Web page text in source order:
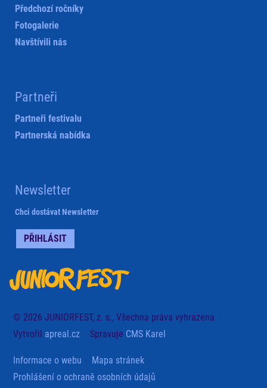
Předchozí ročníky
Fotogalerie
Navštívili nás
Partneři
Partneři festivalu
Partnerská nabídka
Newsletter
Chci dostávat Newsletter
PŘIHLÁSIT
© 2026 JUNIORFEST, z. s., Všechna práva vyhrazena
Vytvořil apreal.cz Spravuje CMS Karel
Informace o webu
Mapa stránek
Prohlášení o ochraně osobních údajů